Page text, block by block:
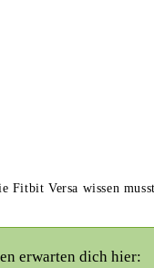
Fitbit Versa wissen
erwarten dich hier: